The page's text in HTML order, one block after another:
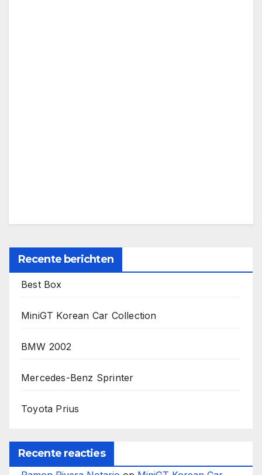
Recente berichten
Best Box
MiniGT Korean Car Collection
BMW 2002
Mercedes-Benz Sprinter
Toyota Prius
Recente reacties